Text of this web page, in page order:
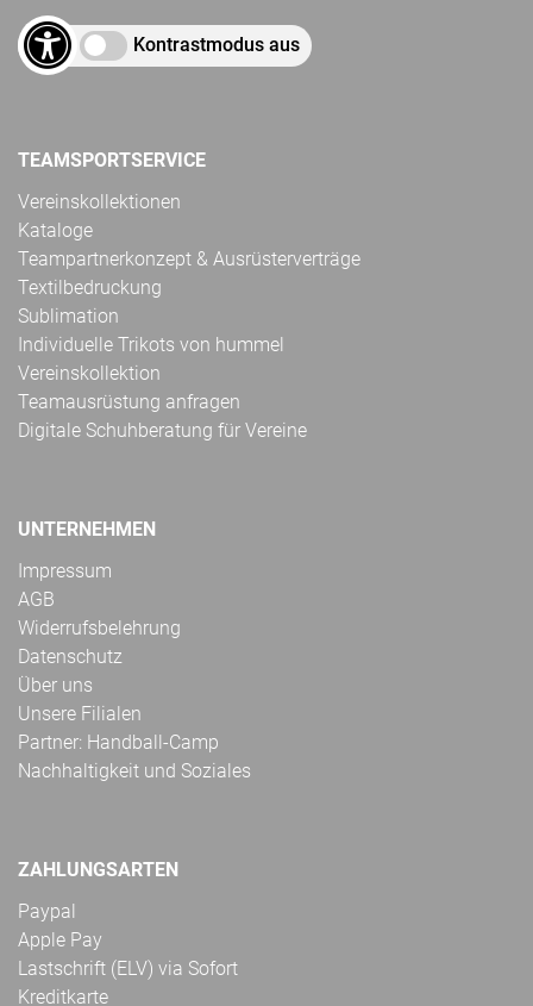
Kontrastmodus aus
TEAMSPORTSERVICE
Vereinskollektionen
Kataloge
Teampartnerkonzept & Ausrüsterverträge
Textilbedruckung
Sublimation
Individuelle Trikots von hummel
Vereinskollektion
Teamausrüstung anfragen
Digitale Schuhberatung für Vereine
UNTERNEHMEN
Impressum
AGB
Widerrufsbelehrung
Datenschutz
Über uns
Unsere Filialen
Partner: Handball-Camp
Nachhaltigkeit und Soziales
ZAHLUNGSARTEN
Paypal
Apple Pay
Lastschrift (ELV) via Sofort
Kreditkarte